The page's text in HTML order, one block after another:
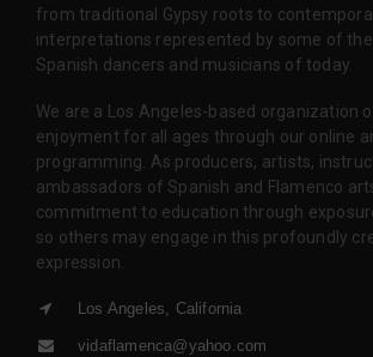
from traditional Gypsy roots to
interpretations represented by some of the
Spanish dancers and musicians of today.
We are a Los Angeles-based organization
enjoyment for all ages through our online
programming. As producers, artists,
ambassadors of Spanish and Flamenco
commitment to education through
so others may engage in this profoundly
expression.
Los Angeles, California
vidaflamenca@yahoo.com